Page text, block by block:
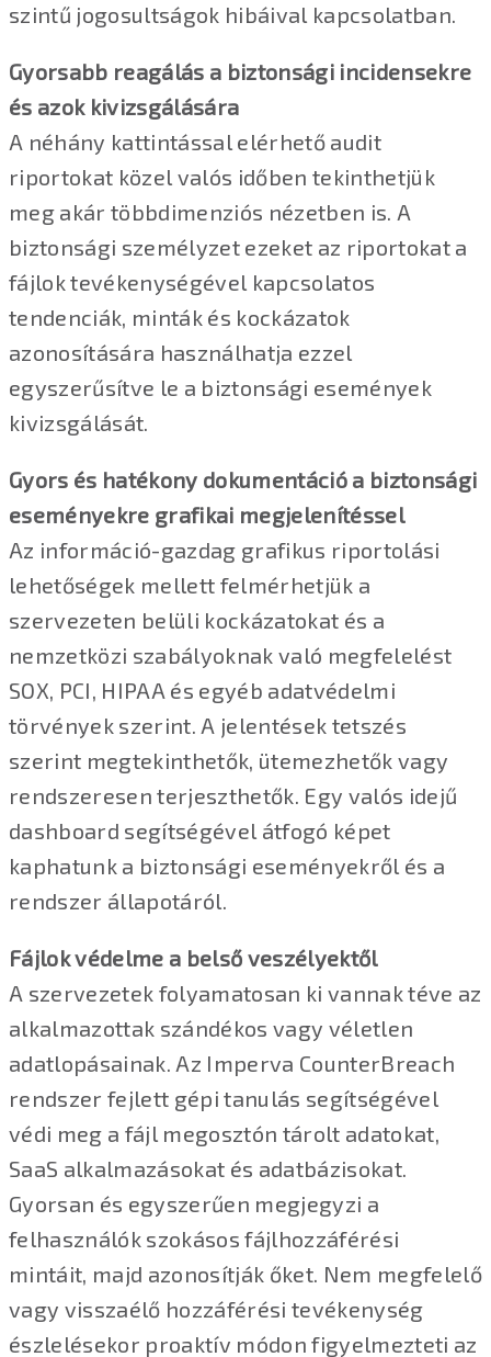
szintű jogosultságok hibáival kapcsolatban.
Gyorsabb reagálás a biztonsági incidensekre
és azok kivizsgálására
A néhány kattintással elérhető audit
riportokat közel valós időben tekinthetjük
meg akár többdimenziós nézetben is. A
biztonsági személyzet ezeket az riportokat a
fájlok tevékenységével kapcsolatos
tendenciák, minták és kockázatok
azonosítására használhatja ezzel
egyszerűsítve le a biztonsági események
kivizsgálását.
Gyors és hatékony dokumentáció a biztonsági
eseményekre grafikai megjelenítéssel
Az információ-gazdag grafikus riportolási
lehetőségek mellett felmérhetjük a
szervezeten belüli kockázatokat és a
nemzetközi szabályoknak való megfelelést
SOX, PCI, HIPAA és egyéb adatvédelmi
törvények szerint. A jelentések tetszés
szerint megtekinthetők, ütemezhetők vagy
rendszeresen terjeszthetők. Egy valós idejű
dashboard segítségével átfogó képet
kaphatunk a biztonsági eseményekről és a
rendszer állapotáról.
Fájlok védelme a belső veszélyektől
A szervezetek folyamatosan ki vannak téve az
alkalmazottak szándékos vagy véletlen
adatlopásainak. Az Imperva CounterBreach
rendszer fejlett gépi tanulás segítségével
védi meg a fájl megosztón tárolt adatokat,
SaaS alkalmazásokat és adatbázisokat.
Gyorsan és egyszerűen megjegyzi a
felhasználók szokásos fájlhozzáférési
mintáit, majd azonosítják őket. Nem megfelelő
vagy visszaélő hozzáférési tevékenység
észlelésekor proaktív módon figyelmezteti az